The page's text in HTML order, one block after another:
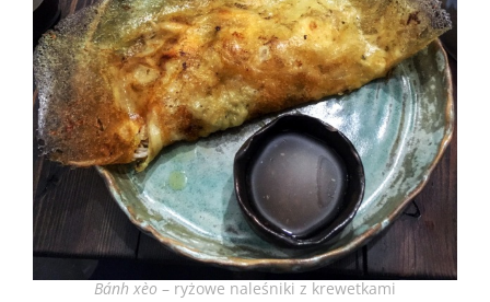
Bánh xèo – ryżowe naleśniki z krewetkami